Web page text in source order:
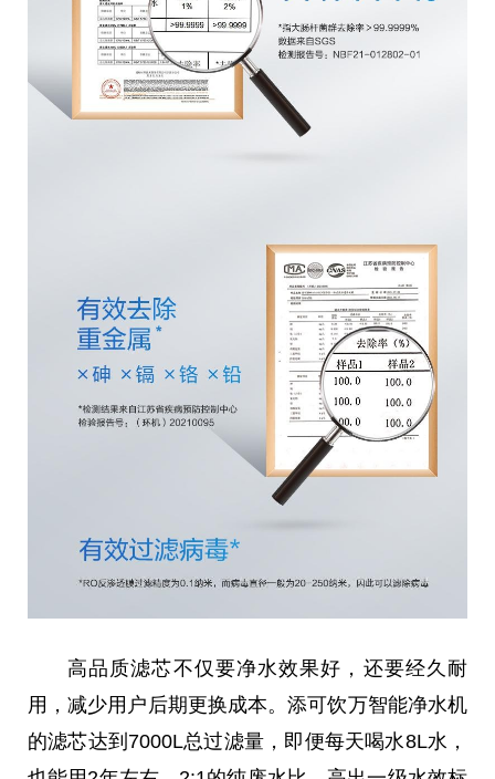
高品质滤芯不仅要净水效果好，还要经久耐
用，减少用户后期更换成本。添可饮万智能净水机
的滤芯达到7000L总过滤量，即便每天喝水8L水，